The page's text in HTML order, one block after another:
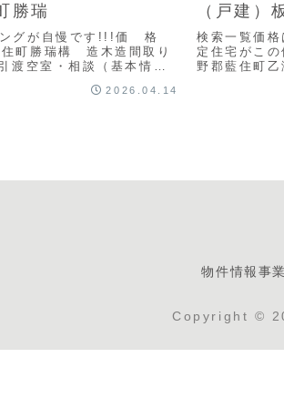
勝瑞
グが自慢です!!!価 格
町勝瑞構 造木造間取り
渡空室・相談（基本情
2026.04.14
（戸建）
検索一覧価
定住宅がこ
野郡藍住町
物件情報事
Copyright ©